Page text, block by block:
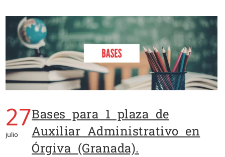
27
julio
Bases para 1 plaza de
Auxiliar Administrativo en
Órgiva (Granada).